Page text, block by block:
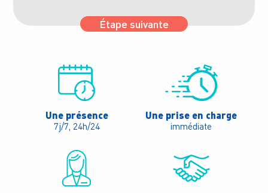
Étape suivante
Une présence
7j/7, 24h/24
Une prise en charge
immédiate